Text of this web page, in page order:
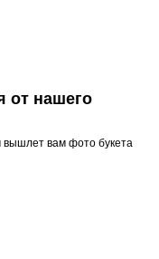
от нашего
вышлет вам фото букета